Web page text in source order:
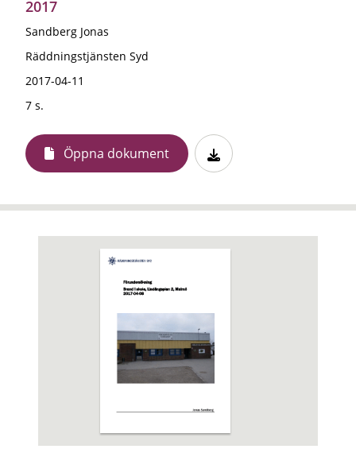
2017
Sandberg Jonas
Räddningstjänsten Syd
2017-04-11
7 s.
Öppna dokument